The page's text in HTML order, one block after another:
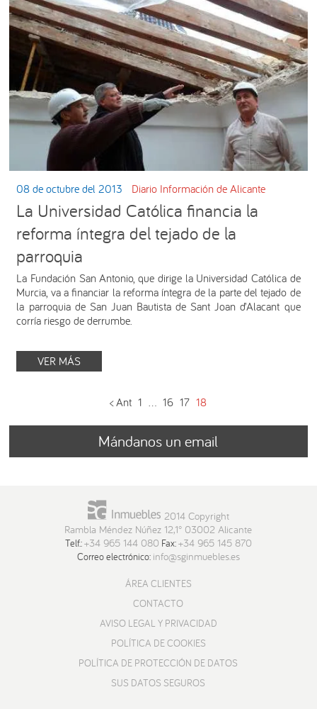
08 de octubre del 2013 Diario Información de Alicante
La Universidad Católica financia la
reforma íntegra del tejado de la
parroquia
La Fundación San Antonio, que dirige la Universidad Católica de
Murcia, va a financiar la reforma íntegra de la parte del tejado de
la parroquia de San Juan Bautista de Sant Joan d’Alacant que
corría riesgo de derrumbe.
VER MÁS
< Ant 1 … 16 17 18
Mándanos un email
2014 Copyright
Rambla Méndez Núñez 12,1° 03002 Alicante
Telf.:+34 965 144 080 Fax:+34 965 145 870
Correo electrónico: info@sginmuebles.es
ÁREA CLIENTES
CONTACTO
AVISO LEGAL Y PRIVACIDAD
POLÍTICA DE COOKIES
POLÍTICA DE PROTECCIÓN DE DATOS
SUS DATOS SEGUROS